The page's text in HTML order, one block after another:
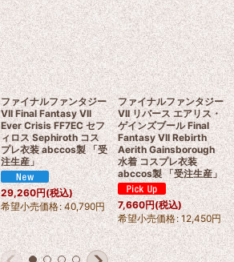
ファイナルファンタジー
VII Final Fantasy VII
Ever Crisis FF7EC セフ
ィロス Sephiroth コス
プレ衣装 abccos製 「受
注生産」
29,260円(税込)
希望小売価格: 40,790円
ファイナルファンタジー
VII リバース エアリス・
ゲインズブール Final
Fantasy VII Rebirth
Aerith Gainsborough
水着 コスプレ衣装
abccos製 「受注生産」
7,660円(税込)
希望小売価格: 12,450円